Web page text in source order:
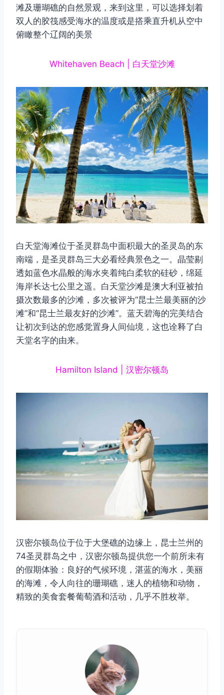
滩及珊瑚礁的自然景观，来到这里，可以选择划着
双人的胶筏感受海水的温度或是搭乘直升机从空中
俯瞰整个辽阔的美景
Whitehaven Beach | 白天堂沙滩
白天堂海滩位于圣灵群岛中面积最大的圣灵岛的东
南端，是圣灵群岛三大必看经典景色之一。晶莹剔
透如蓝色水晶般的海水夹着纯白柔软的硅砂，绵延
海岸长达七公里之遥。白天堂沙滩是澳大利亚被拍
摄次数最多的沙滩，多次被评为“昆士兰最美丽的沙
滩”和“昆士兰最友好的沙滩”。蓝天碧海的完美结合
让初次到达的您感觉置身人间仙境，这也诠释了白
天堂名字的由来。
Hamilton Island | 汉密尔顿岛
汉密尔顿岛位于位于大堡礁的边缘上，昆士兰州的
74圣灵群岛之中，汉密尔顿岛提供您一个前所未有
的假期体验：良好的气候环境，湛蓝的海水，美丽
的海滩，令人向往的珊瑚礁，迷人的植物和动物，
精致的美食套餐葡萄酒和活动，几乎不胜枚举。
搜索